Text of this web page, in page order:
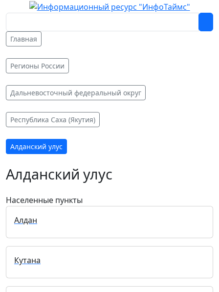
Главная
Регионы России
Дальневосточный федеральный округ
Республика Саха (Якутия)
Алданский улус
Алданский улус
Населенные пункты
Алдан
Кутана